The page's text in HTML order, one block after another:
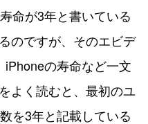
命が3年と書いている
のですが、そのエビデ
の寿命など一文
よく読むと、最初のユ
を3年と記載している